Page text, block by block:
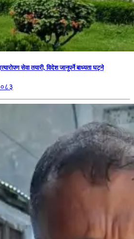
सेवा तयारी, विदेश जानुपर्ने बाध्यता घट्ने